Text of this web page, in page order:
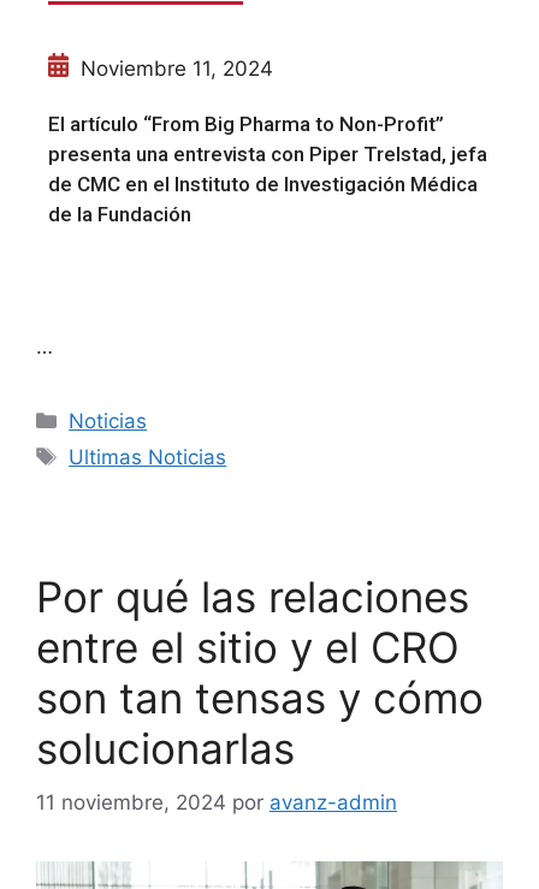
Noviembre 11, 2024
El artículo “From Big Pharma to Non-Profit”
presenta una entrevista con Piper Trelstad, jefa
de CMC en el Instituto de Investigación Médica
de la Fundación
…
Noticias
Ultimas Noticias
Por qué las relaciones
entre el sitio y el CRO
son tan tensas y cómo
solucionarlas
11 noviembre, 2024 por avanz-admin